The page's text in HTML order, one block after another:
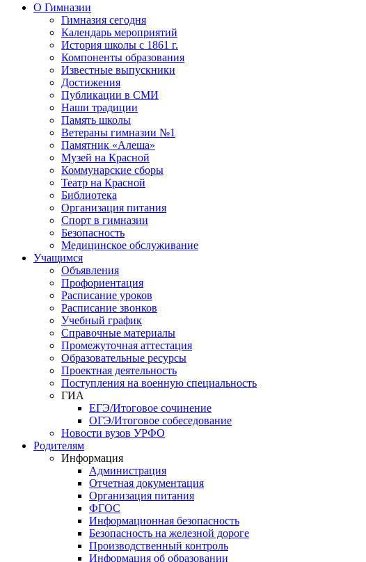
О Гимназии
Гимназия сегодня
Календарь мероприятий
История школы с 1861 г.
Компоненты образования
Известные выпускники
Достижения
Публикации в СМИ
Наши традиции
Память школы
Ветераны гимназии №1
Памятник «Алеша»
Музей на Красной
Коммунарские сборы
Театр на Красной
Библиотека
Организация питания
Спорт в гимназии
Безопасность
Медицинское обслуживание
Учащимся
Объявления
Профориентация
Расписание уроков
Расписание звонков
Учебный график
Справочные материалы
Промежуточная аттестация
Образовательные ресурсы
Проектная деятельность
Поступления на военную специальность
ГИА
ЕГЭ/Итоговое сочинение
ОГЭ/Итоговое собеседование
Новости вузов УРФО
Родителям
Информация
Администрация
Отчетная документация
Организация питания
ФГОС
Информационная безопасность
Безопасность на железной дороге
Производственный контроль
Информация об образовании